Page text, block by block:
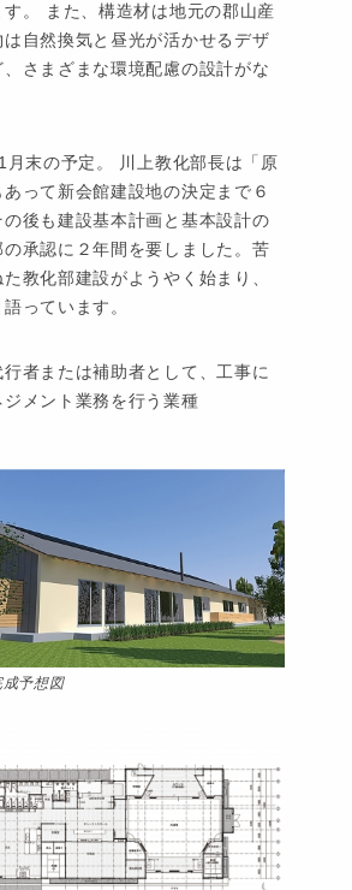
す。 また、構造材は地元の郡山産
自然換気と昼光が活かせるデザ
さまざまな環境配慮の設計がな
月末の予定。 川上教化部長は「原
って新会館建設地の決定まで６
後も建設基本計画と基本設計の
承認に２年間を要しました。苦
教化部建設がようやく始まり、
っています。
者または補助者として、工事に
メント業務を行う業種
予想図